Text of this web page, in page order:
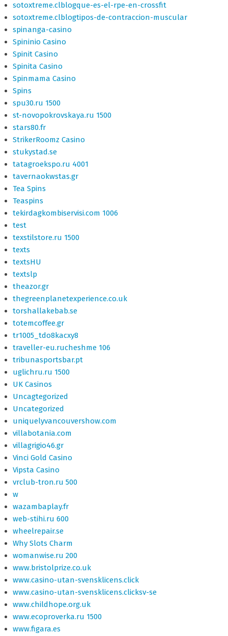
sotoxtreme.clblogque-es-el-rpe-en-crossfit
sotoxtreme.clblogtipos-de-contraccion-muscular
spinanga-casino
Spininio Casino
Spinit Casino
Spinita Casino
Spinmama Casino
Spins
spu30.ru 1500
st-novopokrovskaya.ru 1500
stars80.fr
StrikerRoomz Casino
stukystad.se
tatagroekspo.ru 4001
tavernaokwstas.gr
Tea Spins
Teaspins
tekirdagkombiservisi.com 1006
test
texstilstore.ru 1500
texts
textsHU
textslp
theazor.gr
thegreenplanetexperience.co.uk
torshallakebab.se
totemcoffee.gr
tr1005_tdo8kacxy8
traveller-eu.rucheshme 106
tribunasportsbar.pt
uglichru.ru 1500
UK Casinos
Uncagtegorized
Uncategorized
uniquelyvancouvershow.com
villabotania.com
villagrigio46.gr
Vinci Gold Casino
Vipsta Casino
vrclub-tron.ru 500
w
wazambaplay.fr
web-stihi.ru 600
wheelrepair.se
Why Slots Charm
womanwise.ru 200
www.bristolprize.co.uk
www.casino-utan-svensklicens.click
www.casino-utan-svensklicens.clicksv-se
www.childhope.org.uk
www.ecoproverka.ru 1500
www.figara.es